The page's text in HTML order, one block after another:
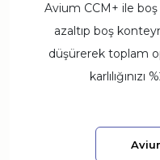
Avium CCM+ ile boş
azaltıp boş
düşürerek toplam